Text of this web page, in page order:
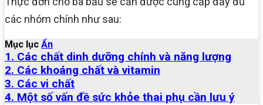
các nhóm chính như sau:
Mục lục Ẩn
1. Các chất dinh dưỡng chính và năng lượng
2. Các khoáng chất và vitamin
3. Các vi chất
4. Một số vấn đề sức khỏe thai phụ cần lưu ý